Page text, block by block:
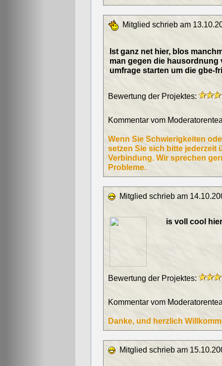
Mitglied schrieb am
Ist ganz net hier, blos
man gegen die hausordnung
umfrage starten um die gbe-
Bewertung der Projektes:
Kommentar vom
Wenn Sie Schwierigkeiten
setzen Sie sich bitte jederzeit
Verbindung. Wir sprechen
Probleme.
Mitglied schrieb am
is voll cool
Bewertung der Projektes:
Kommentar vom
Danke, und herzlich
Mitglied schrieb am